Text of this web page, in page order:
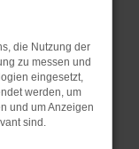
Stand
ein
dazu
nicht mehr
die Nutzung der
zu messen und
eingesetzt,
werden, um
und um Anzeigen
sind.